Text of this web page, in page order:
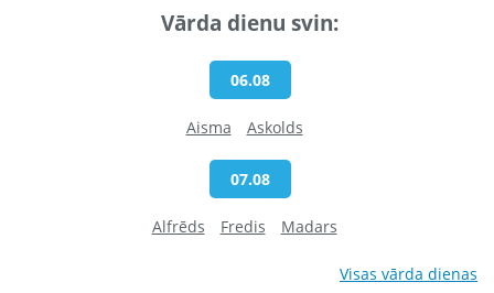
Vārda dienu svin:
06.08
Aisma Askolds
07.08
Alfrēds Fredis Madars
Visas vārda dienas